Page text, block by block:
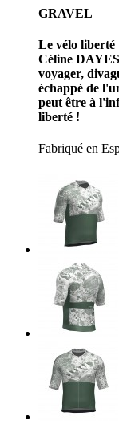
GRAVEL
Le vélo liberté
Céline
voyager,
échappé de
peut être à
liberté !
Fabriqué en